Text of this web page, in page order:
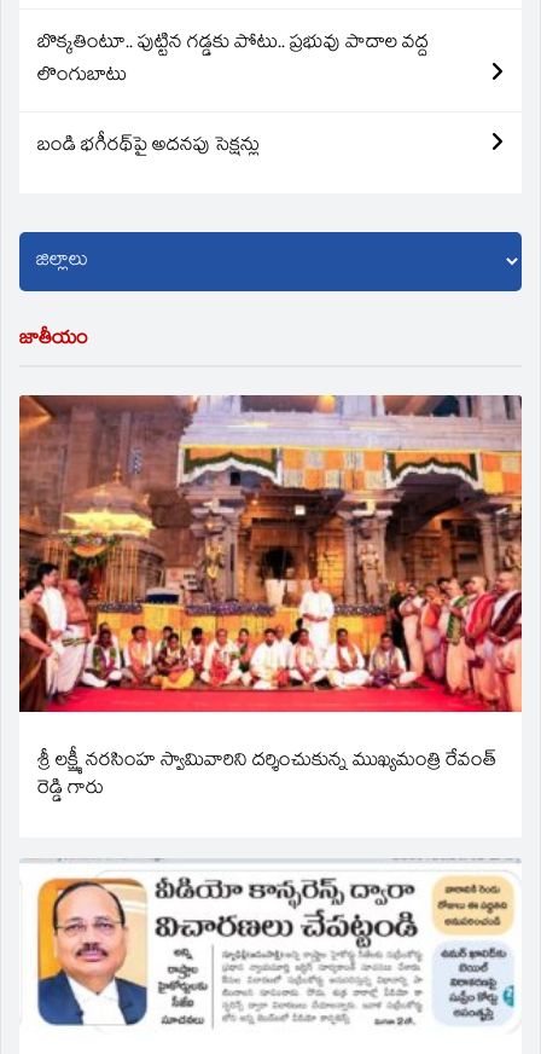
బొక్కతింటూ.. పుట్టిన గడ్డకు పోటు.. ప్రభువు పాదాల వద్ద
లొంగుబాటు
బండి భగీరథ్‌పై అదనపు సెక్షన్లు
జాతీయం
శ్రీ లక్ష్మీ నరసింహ స్వామివారిని దర్శించుకున్న ముఖ్యమంత్రి రేవంత్
రెడ్డి గారు